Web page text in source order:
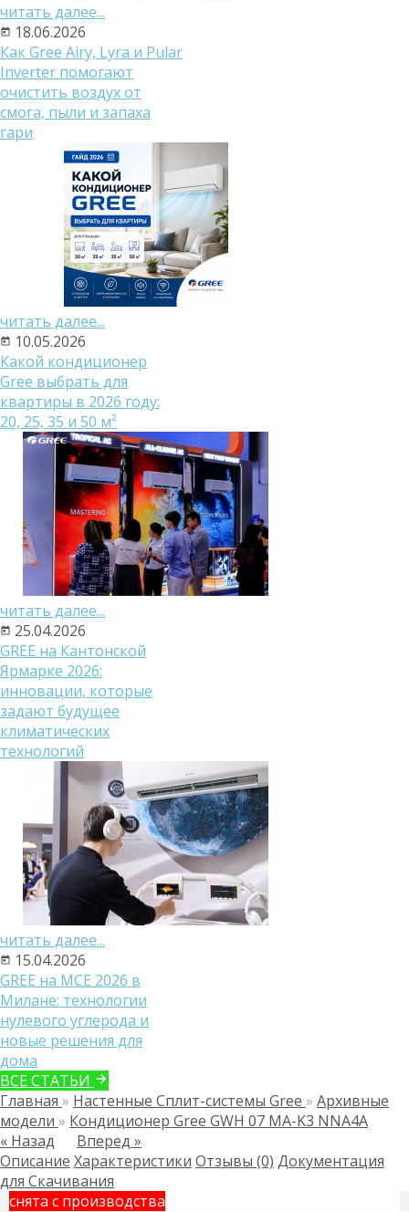
читать далее...
18.06.2026
Как Gree Airy, Lyra и Pular
Inverter помогают
очистить воздух от
смога, пыли и запаха
гари
читать далее...
10.05.2026
Какой кондиционер
Gree выбрать для
квартиры в 2026 году:
20, 25, 35 и 50 м²
читать далее...
25.04.2026
GREE на Кантонской
Ярмарке 2026:
инновации, которые
задают будущее
климатических
технологий
читать далее...
15.04.2026
GREE на MCE 2026 в
Милане: технологии
нулевого углерода и
новые решения для
дома
ВСЕ СТАТЬИ
Главная » Настенные Сплит-системы Gree » Архивные
модели » Кондиционер Gree GWH 07 MA-K3 NNA4A
« Назад
Вперед »
Описание Характеристики Отзывы (0) Документация
для Скачивания
снята с производства